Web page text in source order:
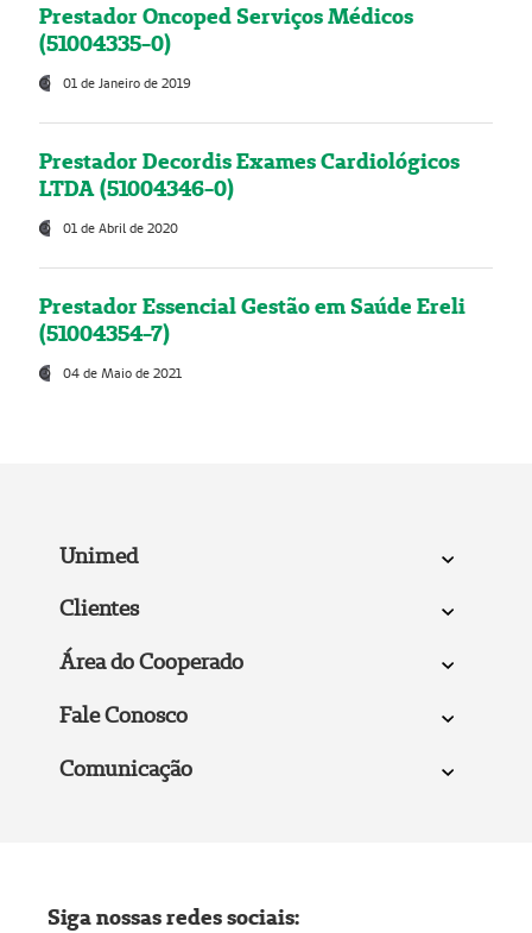
Prestador Oncoped Serviços Médicos
(51004335-0)
01 de Janeiro de 2019
Prestador Decordis Exames Cardiológicos
LTDA (51004346-0)
01 de Abril de 2020
Prestador Essencial Gestão em Saúde Ereli
(51004354-7)
04 de Maio de 2021
Unimed
Clientes
Área do Cooperado
Fale Conosco
Comunicação
Siga nossas redes sociais: